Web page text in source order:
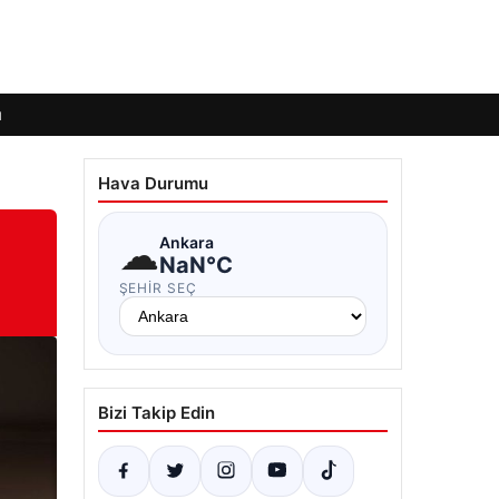
Hava Durumu
☁Ankara
NaN°C
ŞEHIR SEÇ
Bizi Takip Edin